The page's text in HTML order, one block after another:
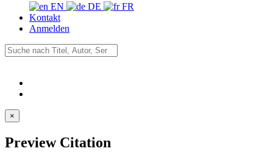
EN
DE
FR
Kontakt
Anmelden
×
Preview Citation